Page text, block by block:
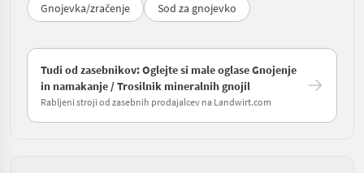
Gnojevka/zračenje
Sod za gnojevko
Tudi od zasebnikov: Oglejte si male oglase Gnojenje
in namakanje / Trosilnik mineralnih gnojil
Rabljeni stroji od zasebnih prodajalcev na Landwirt.com